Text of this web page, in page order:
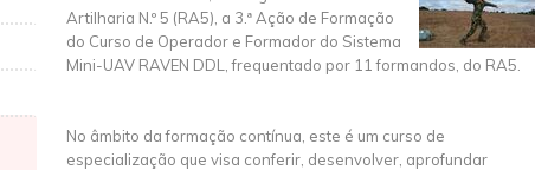
Artilharia N.º 5 (RA5), a 3.ª Ação de Formação
do Curso de Operador e Formador do Sistema
Mini-UAV RAVEN DDL, frequentado por 11 formandos, do RA5.
No âmbito da formação contínua, este é um curso de
especialização que visa conferir, desenvolver, aprofundar